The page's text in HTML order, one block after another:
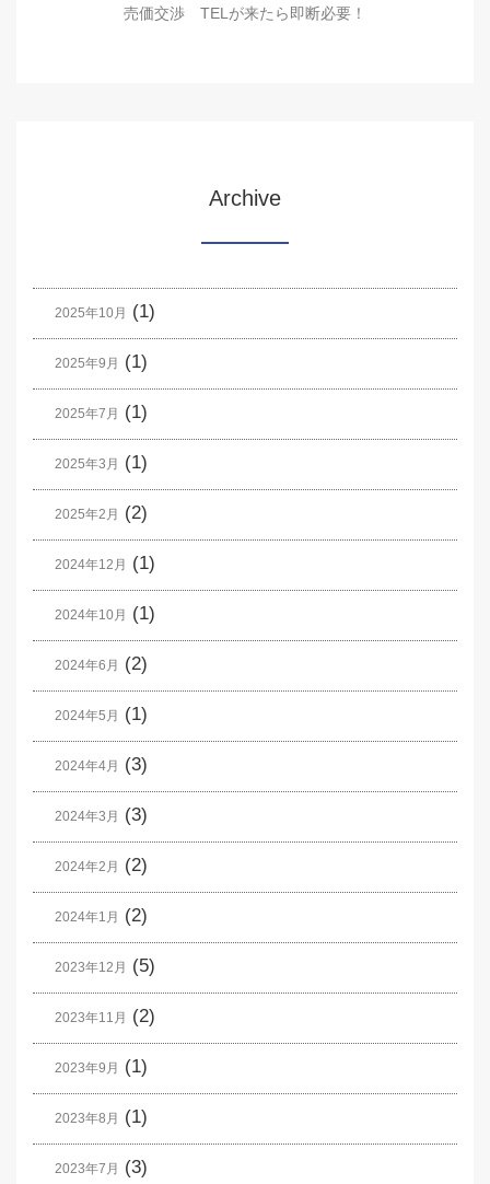
売価交渉 TELが来たら即断必要！
Archive
2025年10月 (1)
2025年9月 (1)
2025年7月 (1)
2025年3月 (1)
2025年2月 (2)
2024年12月 (1)
2024年10月 (1)
2024年6月 (2)
2024年5月 (1)
2024年4月 (3)
2024年3月 (3)
2024年2月 (2)
2024年1月 (2)
2023年12月 (5)
2023年11月 (2)
2023年9月 (1)
2023年8月 (1)
2023年7月 (3)